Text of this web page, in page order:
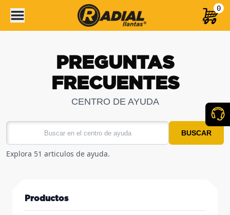
0
PREGUNTAS
FRECUENTES
CENTRO DE AYUDA
BUSCAR
Explora 51 articulos de ayuda.
Productos